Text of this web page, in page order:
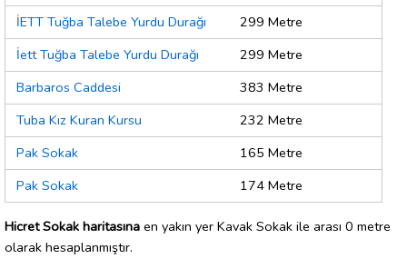
İETT Tuğba Talebe Yurdu Durağı
299 Metre
İett Tuğba Talebe Yurdu Durağı
299 Metre
Barbaros Caddesi
383 Metre
Tuba Kız Kuran Kursu
232 Metre
Pak Sokak
165 Metre
Pak Sokak
174 Metre
Hicret Sokak haritasına en yakın yer Kavak Sokak ile arası 0 metre
olarak hesaplanmıştır.